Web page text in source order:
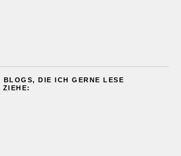
BLOGS, DIE ICH GERNE LESE
ZIEHE: